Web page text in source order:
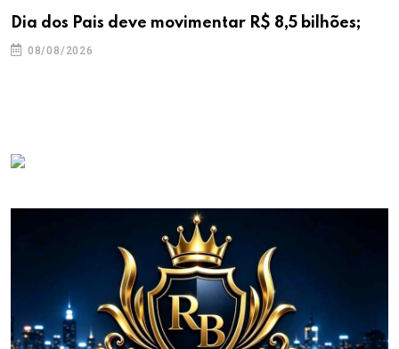
Dia dos Pais deve movimentar R$ 8,5 bilhões;
08/08/2026